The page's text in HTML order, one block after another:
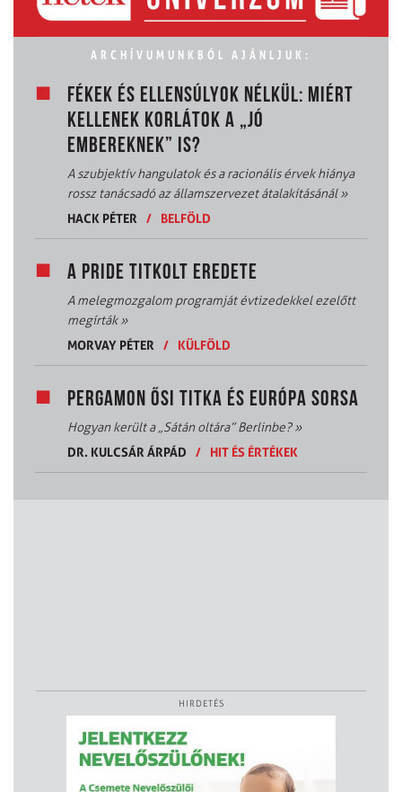
ARCHÍVUMUNKBÓL AJÁNLJUK:
FÉKEK ÉS ELLENSÚLYOK NÉLKÜL: MIÉRT
KELLENEK KORLÁTOK A „JÓ
EMBEREKNEK” IS?
A szubjektív hangulatok és a racionális érvek hiánya
rossz tanácsadó az államszervezet átalakításánál»
HACK PÉTER
/ BELFÖLD
A PRIDE TITKOLT EREDETE
A melegmozgalom programját évtizedekkel ezelőtt
megírták»
MORVAY PÉTER
/ KÜLFÖLD
PERGAMON ŐSI TITKA ÉS EURÓPA SORSA
Hogyan került a „Sátán oltára” Berlinbe?»
DR. KULCSÁR ÁRPÁD
/ HIT ÉS ÉRTÉKEK
HIRDETÉS